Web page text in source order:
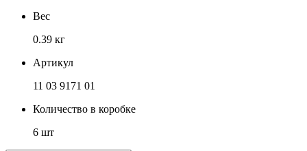
Вес
0.39 кг
Артикул
11 03 9171 01
Количество в коробке
6 шт